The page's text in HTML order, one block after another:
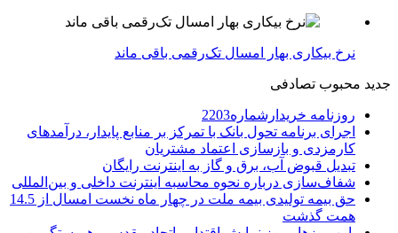
نرخ بیکاری بهار امسال تک‌رقمی باقی ماند
جدید محبوب تصادفی
روزنامه خریدارشماره2203
اجرای برنامه تحول بانک با تمرکز بر منابع پایدار، درآمدهای
کارمزدی و بازسازی اعتماد مشتریان
تبدیل قبوض آب، برق و گاز به اینترنت رایگان
شفاف‌سازی درباره نحوه محاسبه اینترنت داخلی و بین‌المللی
حق بیمه تولیدی بیمه ملت در چهار ماه نخست امسال از 14.5
همت گذشت